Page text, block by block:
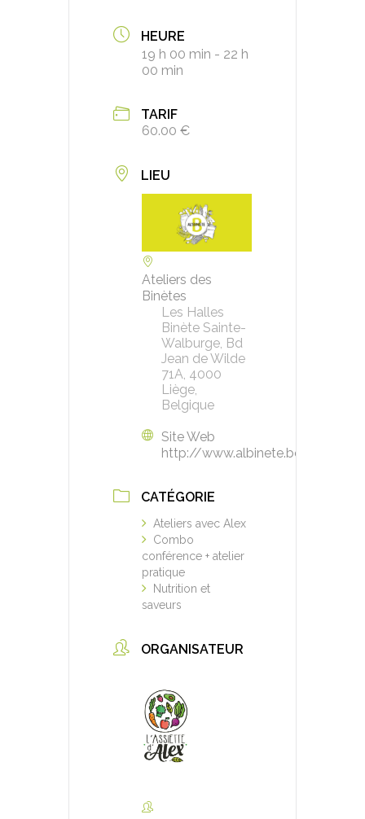
HEURE
19 h 00 min - 22 h
00 min
TARIF
60.00 €
LIEU
Ateliers des
Binètes
Les Halles
Binète Sainte-
Walburge, Bd
Jean de Wilde
71A, 4000
Liège,
Belgique
Site Web
http://www.albinete.be
CATÉGORIE
Ateliers avec Alex
Combo
conférence + atelier
pratique
Nutrition et
saveurs
ORGANISATEUR